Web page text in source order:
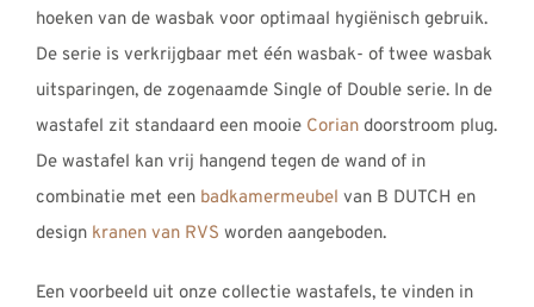
hoeken van de wasbak voor optimaal hygiënisch gebruik.
De serie is verkrijgbaar met één wasbak- of twee wasbak
uitsparingen, de zogenaamde Single of Double serie. In de
wastafel zit standaard een mooie Coriandoorstroom plug.
De wastafel kan vrij hangend tegen de wand of in
combinatie met een badkamermeubel van B DUTCH en
design kranen van RVS worden aangeboden.
Een voorbeeld uit onze collectie wastafels, te vinden in